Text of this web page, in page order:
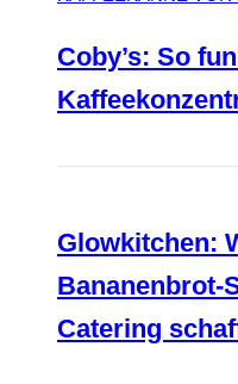
Coby’s: So
Glowkitchen:
Bananenbrot-
Catering